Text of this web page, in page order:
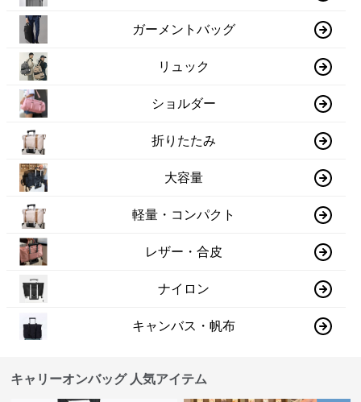
ガーメントバッグ
リュック
ショルダー
折りたたみ
大容量
軽量・コンパクト
レザー・合皮
ナイロン
キャンバス・帆布
キャリーオンバッグ 人気アイテム